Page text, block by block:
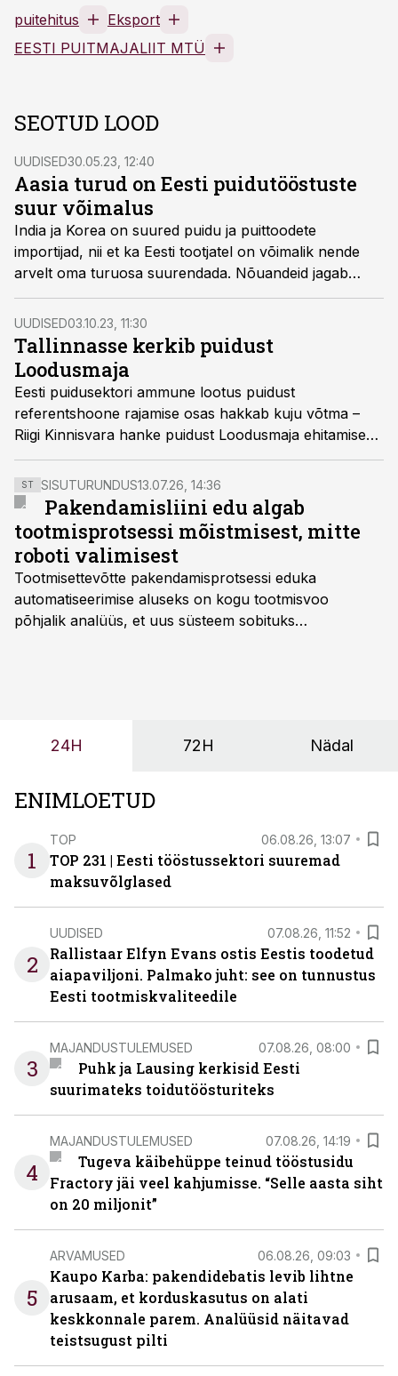
puitehitus
Eksport
EESTI PUITMAJALIIT MTÜ
SEOTUD LOOD
UUDISED30.05.23, 12:40
Aasia turud on Eesti puidutööstuste
suur võimalus
India ja Korea on suured puidu ja puittoodete
importijad, nii et ka Eesti tootjatel on võimalik nende
arvelt oma turuosa suurendada. Nõuandeid jagab
EASi ja KredExi ühendasutus.
UUDISED03.10.23, 11:30
Tallinnasse kerkib puidust
Loodusmaja
Eesti puidusektori ammune lootus puidust
referentshoone rajamise osas hakkab kuju võtma –
Riigi Kinnisvara hanke puidust Loodusmaja ehitamiseks
võitis Nordecon.
ST SISUTURUNDUS13.07.26, 14:36
Pakendamisliini edu algab
tootmisprotsessi mõistmisest, mitte
roboti valimisest
Tootmisettevõtte pakendamisprotsessi eduka
automatiseerimise aluseks on kogu tootmisvoo
põhjalik analüüs, et uus süsteem sobituks
OÜ tegevjuht Sander Mitendorf.
24H 72H Nädal
ENIMLOETUD
1
TOP 06.08.26, 13:07
TOP 231 | Eesti tööstussektori suuremad
maksuvõlglased
2
UUDISED 07.08.26, 11:52
Rallistaar Elfyn Evans ostis Eestis toodetud
aiapaviljoni. Palmako juht: see on tunnustus
Eesti tootmiskvaliteedile
3
MAJANDUSTULEMUSED 07.08.26, 08:00
Puhk ja Lausing kerkisid Eesti
suurimateks toidutöösturiteks
4
MAJANDUSTULEMUSED 07.08.26, 14:19
Tugeva käibehüppe teinud tööstusidu
Fractory jäi veel kahjumisse. “Selle aasta siht
on 20 miljonit”
5
ARVAMUSED 06.08.26, 09:03
Kaupo Karba: pakendidebatis levib lihtne
arusaam, et korduskasutus on alati
keskkonnale parem. Analüüsid näitavad
teistsugust pilti